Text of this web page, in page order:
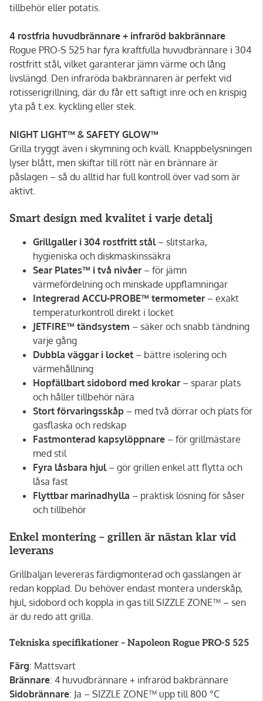
tillbehör eller potatis.
4 rostfria huvudbrännare + infraröd bakbrännare
Rogue PRO-S 525 har fyra kraftfulla huvudbrännare i 304
rostfritt stål, vilket garanterar jämn värme och lång
livslängd. Den infraröda bakbrännaren är perfekt vid
rotisserigrillning, där du får ett saftigt inre och en krispig
yta på t.ex. kyckling eller stek.
NIGHT LIGHT™ & SAFETY GLOW™
Grilla tryggt även i skymning och kväll. Knappbelysningen
lyser blått, men skiftar till rött när en brännare är
påslagen – så du alltid har full kontroll över vad som är
aktivt.
Smart design med kvalitet i varje detalj
Grillgaller i 304 rostfritt stål – slitstarka,
hygieniska och diskmaskinssäkra
Sear Plates™ i två nivåer – för jämn
värmefördelning och minskade uppflamningar
Integrerad ACCU-PROBE™ termometer – exakt
temperaturkontroll direkt i locket
JETFIRE™ tändsystem – säker och snabb tändning
varje gång
Dubbla väggar i locket – bättre isolering och
värmehållning
Hopfällbart sidobord med krokar – sparar plats
och håller tillbehör nära
Stort förvaringsskåp – med två dörrar och plats för
gasflaska och redskap
Fastmonterad kapsylöppnare – för grillmästare
med stil
Fyra låsbara hjul – gör grillen enkel att flytta och
låsa fast
Flyttbar marinadhylla – praktisk lösning för såser
och tillbehör
Enkel montering – grillen är nästan klar vid
leverans
Grillbaljan levereras färdigmonterad och gasslangen är
redan kopplad. Du behöver endast montera underskåp,
hjul, sidobord och koppla in gas till SIZZLE ZONE™ – sen
är du redo att grilla.
Tekniska specifikationer – Napoleon Rogue PRO-S 525
Färg: Mattsvart
Brännare: 4 huvudbrännare + infraröd bakbrännare
Sidobrännare: Ja – SIZZLE ZONE™ upp till 800 °C